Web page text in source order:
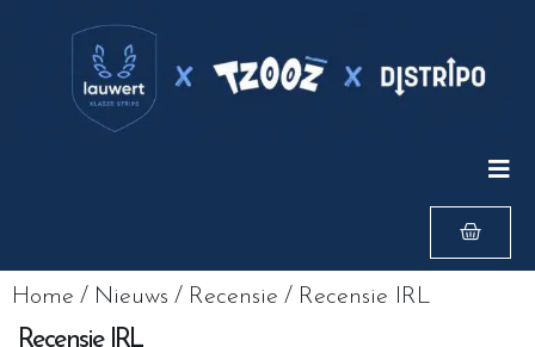
Home / Nieuws / Recensie / Recensie IRL
Recensie IRL